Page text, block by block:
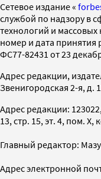
Cетевое издание «
службой по надзору в
технологий и
номер и дата
ФС77-82431 от 23
Адрес редакции,
Звенигородская 2-я, д.
Адрес редакции:
13, стр. 15, эт. 4, пом. X,
Главный редактор:
Адрес электронной